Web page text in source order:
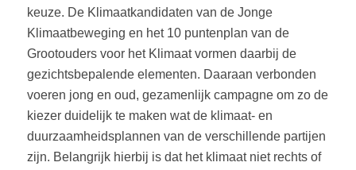
keuze. De Klimaatkandidaten van de Jonge
Klimaatbeweging en het 10 puntenplan van de
Grootouders voor het Klimaat vormen daarbij de
gezichtsbepalende elementen. Daaraan verbonden
voeren jong en oud, gezamenlijk campagne om zo de
kiezer duidelijk te maken wat de klimaat- en
duurzaamheidsplannen van de verschillende partijen
zijn. Belangrijk hierbij is dat het klimaat niet rechts of